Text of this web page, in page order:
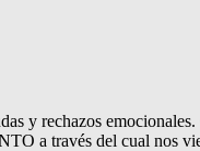
y rechazos
a través del cual nos